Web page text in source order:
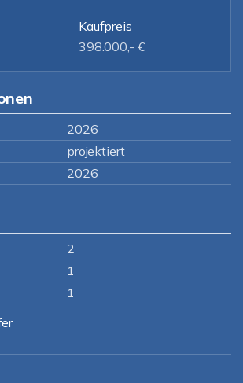
Kaufpreis
398.000,- €
2026
projektiert
2026
2
1
1